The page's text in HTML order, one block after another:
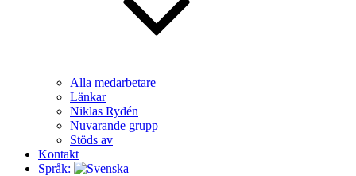
Alla medarbetare
Länkar
Niklas Rydén
Nuvarande grupp
Stöds av
Kontakt
Språk: